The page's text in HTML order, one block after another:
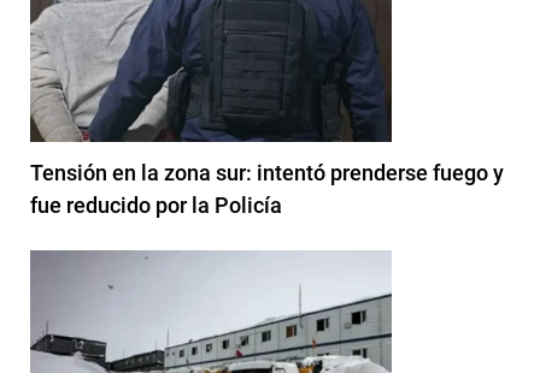
Tensión en la zona sur: intentó prenderse fuego y
fue reducido por la Policía